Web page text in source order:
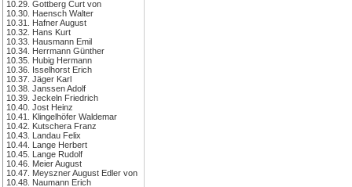
10.29. Gottberg Curt von
10.30. Haensch Walter
10.31. Hafner August
10.32. Hans Kurt
10.33. Hausmann Emil
10.34. Herrmann Günther
10.35. Hubig Hermann
10.36. Isselhorst Erich
10.37. Jäger Karl
10.38. Janssen Adolf
10.39. Jeckeln Friedrich
10.40. Jost Heinz
10.41. Klingelhöfer Waldemar
10.42. Kutschera Franz
10.43. Landau Felix
10.44. Lange Herbert
10.45. Lange Rudolf
10.46. Meier August
10.47. Meyszner August Edler von
10.48. Naumann Erich